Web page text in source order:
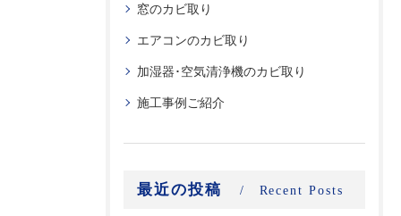
窓のカビ取り
エアコンのカビ取り
加湿器･空気清浄機のカビ取り
施工事例ご紹介
最近の投稿 Recent Posts